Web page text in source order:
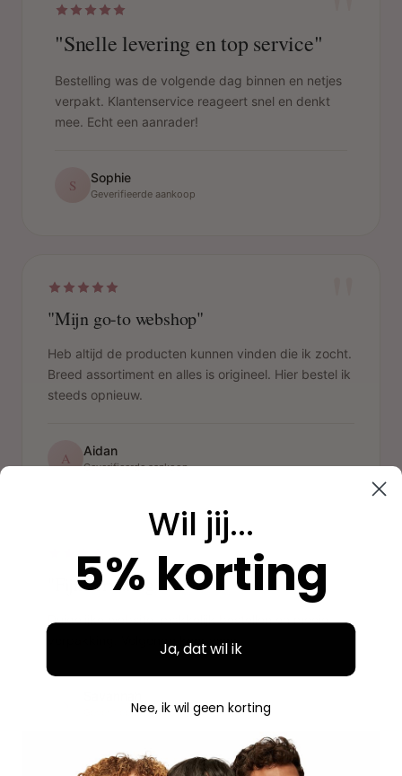
"Snelle levering en top service"
Bestelling was de volgende dag binnen en netjes
verpakt. Klantenservice reageert snel en denkt
mee. Echt een aanrader!
S Sophie
Geverifieerde aankoop
"Mijn go-to webshop"
Heb altijd de producten kunnen vinden die ik zocht.
Breed assortiment en alles is origineel. Hier bestel ik
steeds opnieuw.
A Aidan
Geverifieerde aankoop
"Fijne ervaring"
Duidelijke website, makkelijk bestellen en mooie
verpakking. Volgende keer weer.
Geverifieerde aankoop
Wil jij...
5% korting
Ja, dat wil ik
Nee, ik wil geen korting